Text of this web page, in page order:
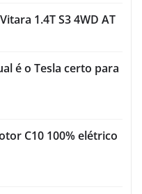
1.4T S3 4WD AT
é o Tesla certo para
C10 100% elétrico